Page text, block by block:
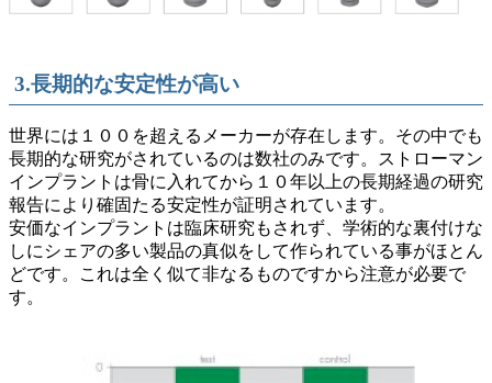
3.長期的な安定性が高い
世界には１００を超えるメーカーが存在します。その中でも
長期的な研究がされているのは数社のみです。ストローマン
インプラントは骨に入れてから１０年以上の長期経過の研究
報告により確固たる安定性が証明されています。
安価なインプラントは臨床研究もされず、学術的な裏付けな
しにシェアの多い製品の真似をして作られている事がほとん
どです。これは全く似て非なるものですから注意が必要で
す。